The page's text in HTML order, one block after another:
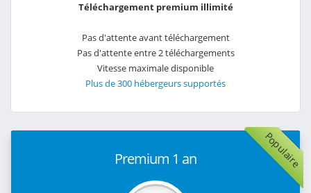
Téléchargement premium illimité
Pas d'attente avant téléchargement
Pas d'attente entre 2 téléchargements
Vitesse maximale disponible
Plus de 300 hébergeurs supportés
Populaire
Premium 1 an